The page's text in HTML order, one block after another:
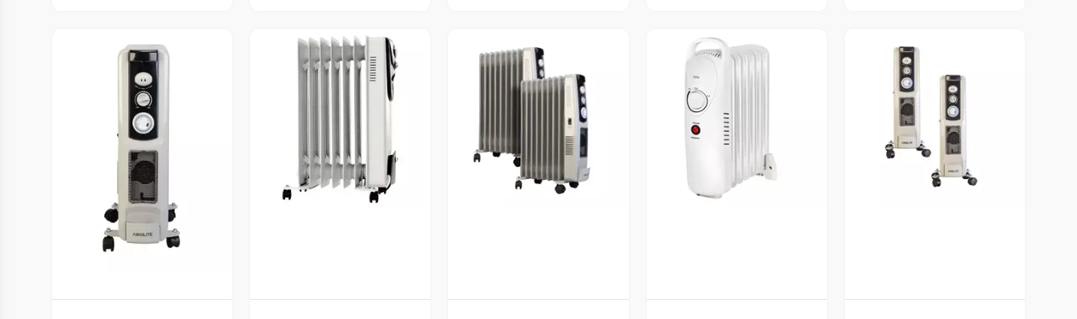
Vista Previa
Vista Previa Vista Previa Vista Previa Vista Previa